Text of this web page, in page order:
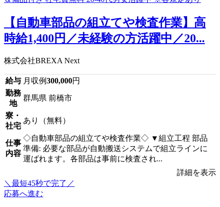
【自動車部品の組立てや検査作業】高
時給1,400円／未経験の方活躍中／20...
株式会社BREXA Next
給与 月収例300,000円
勤務
地
群馬県 前橋市
寮・
社宅
あり（無料）
仕事
内容
◇自動車部品の組立てや検査作業◇ ▼組立工程 部品
準備: 必要な部品が自動搬送システムで組立ラインに
運ばれます。各部品は事前に検査され...
詳細を表示
＼最短45秒で完了／
応募へ進む